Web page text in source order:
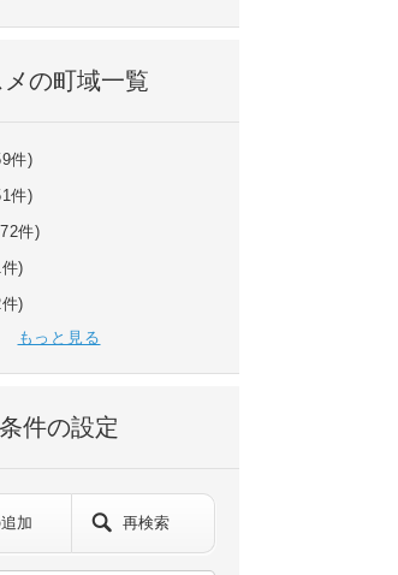
の町域一覧
件)
件)
件)
)
)
もっと見る
件の設定
加 再検索